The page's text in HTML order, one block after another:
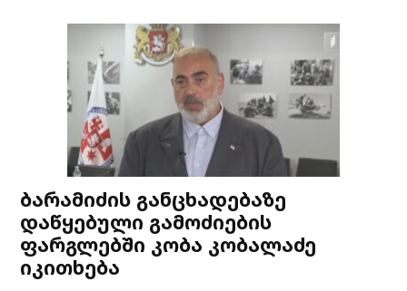
ბარამიძის განცხადებაზე
დაწყებული გამოძიების
ფარგლებში კობა კობალაძე
იკითხება